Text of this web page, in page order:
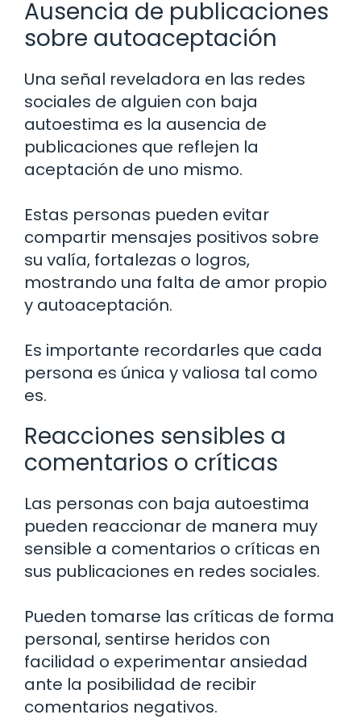
Ausencia de publicaciones
sobre autoaceptación
Una señal reveladora en las redes
sociales de alguien con baja
autoestima es la ausencia de
publicaciones que reflejen la
aceptación de uno mismo.
Estas personas pueden evitar
compartir mensajes positivos sobre
su valía, fortalezas o logros,
mostrando una falta de amor propio
y autoaceptación.
Es importante recordarles que cada
persona es única y valiosa tal como
es.
Reacciones sensibles a
comentarios o críticas
Las personas con baja autoestima
pueden reaccionar de manera muy
sensible a comentarios o críticas en
sus publicaciones en redes sociales.
Pueden tomarse las críticas de forma
personal, sentirse heridos con
facilidad o experimentar ansiedad
ante la posibilidad de recibir
comentarios negativos.